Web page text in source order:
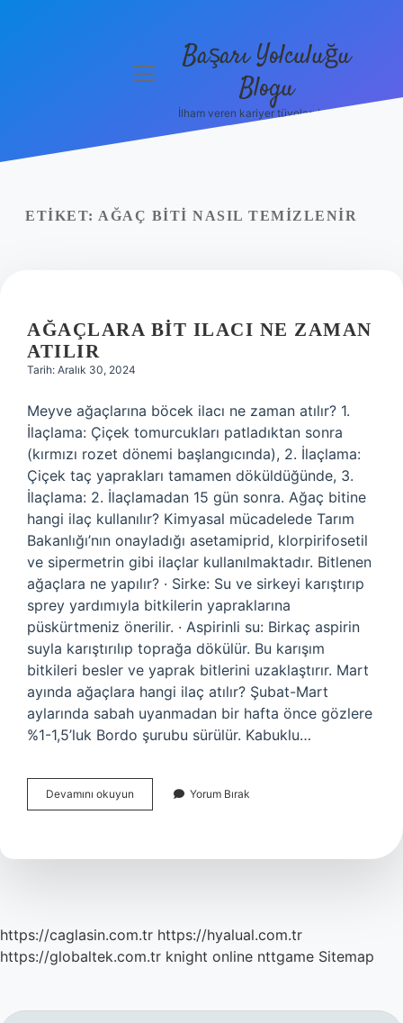
menüyüBaşarı Yolculuğu
Blogu
İlham veren kariyer tüyoları burada!
ETIKET: AĞAÇ BITI NASIL TEMIZLENIR
AĞAÇLARA BIT ILACI NE ZAMAN
ATILIR
Tarih: Aralık 30, 2024
Meyve ağaçlarına böcek ilacı ne zaman atılır? 1.
İlaçlama: Çiçek tomurcukları patladıktan sonra
(kırmızı rozet dönemi başlangıcında), 2. İlaçlama:
Çiçek taç yaprakları tamamen döküldüğünde, 3.
İlaçlama: 2. İlaçlamadan 15 gün sonra. Ağaç bitine
hangi ilaç kullanılır? Kimyasal mücadelede Tarım
Bakanlığı’nın onayladığı asetamiprid, klorpirifosetil
ve sipermetrin gibi ilaçlar kullanılmaktadır. Bitlenen
ağaçlara ne yapılır? · Sirke: Su ve sirkeyi karıştırıp
sprey yardımıyla bitkilerin yapraklarına
püskürtmeniz önerilir. · Aspirinli su: Birkaç aspirin
suyla karıştırılıp toprağa dökülür. Bu karışım
bitkileri besler ve yaprak bitlerini uzaklaştırır. Mart
ayında ağaçlara hangi ilaç atılır? Şubat-Mart
aylarında sabah uyanmadan bir hafta önce gözlere
%1-1,5’luk Bordo şurubu sürülür. Kabuklu…
Devamını okuyun Ağaçlara
Bit
Zaman
Yorum Bırak
https://caglasin.com.tr https://hyalual.com.tr
https://globaltek.com.tr knight online nttgame Sitemap